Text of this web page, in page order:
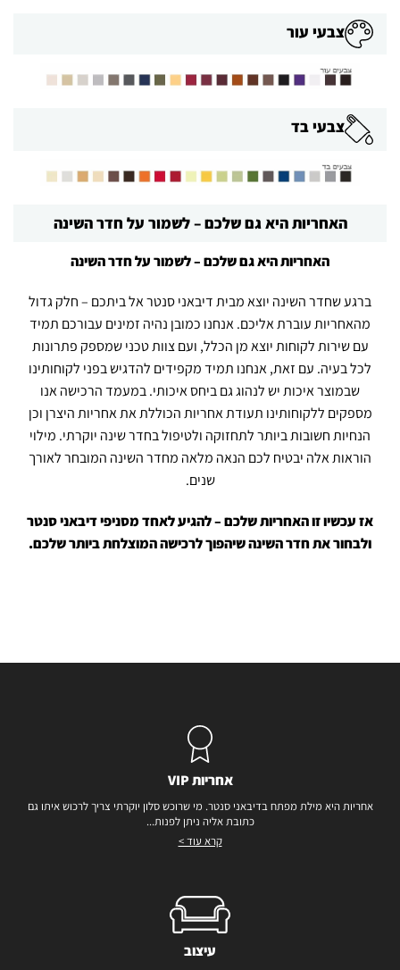
צבעי עור
צבעי בד
האחריות היא גם שלכם – לשמור על חדר השינה
האחריות היא גם שלכם – לשמור על חדר השינה
ברגע שחדר השינה יוצא מבית דיבאני סנטר אל ביתכם – חלק גדול
מהאחריות עוברת אליכם. אנחנו כמובן נהיה זמינים עבורכם תמיד
עם שירות לקוחות יוצא מן הכלל, ועם צוות טכני שמספק פתרונות
לכל בעיה. עם זאת, אנחנו תמיד מקפידים להדגיש בפני לקוחותינו
שבמוצר איכות יש לנהוג גם ביחס איכותי. במעמד הרכישה אנו
מספקים ללקוחותינו תעודת אחריות הכוללת את אחריות היצרן וכן
הנחיות חשובות ביותר לתחזוקה ולטיפול בחדר שינה יוקרתי. מילוי
הוראות אלה יבטיח לכם הנאה מלאה מחדר השינה המובחר לאורך
שנים.
אז עכשיו זו האחריות שלכם – להגיע לאחד מסניפי דיבאני סנטר
ולבחור את חדר השינה שיהפוך לרכישה המוצלחת ביותר שלכם.
אחריות VIP
אחריות היא מילת מפתח בדיבאני סנטר. מי שרוכש סלון יוקרתי צריך לרכוש איתו גם
כתובת אליה ניתן לפנות...
קרא עוד >
עיצוב